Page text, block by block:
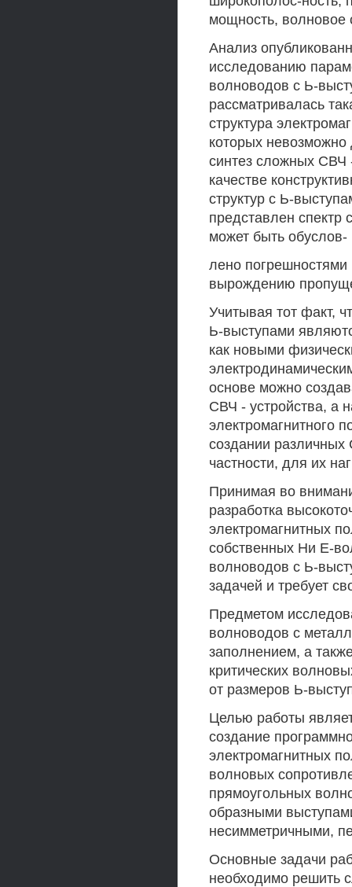
мощность, волновое
Анализ
исследованию
волноводов с Ь-
рассматривалась
структура
которых
синтез сложных СВЧ
качестве
структур с Ь-
представлен
может быть обуслов-
лено погрешностями
вырождению
Учитывая тот факт,
Ь-выступами
как новыми
основе можно
СВЧ - устройства, а
электромагнитного
создании
частности, для их
Принимая во
разработка
электромагнитных
собственных Ни Е-
волноводов с Ь-
задачей и требует
Предметом
волноводов с
заполнением, а
критических
от размеров Ь-
Целью работы
создание
электромагнитных
волновых
прямоугольных
образными
несимметричными,
Основные задачи
необходимо решить